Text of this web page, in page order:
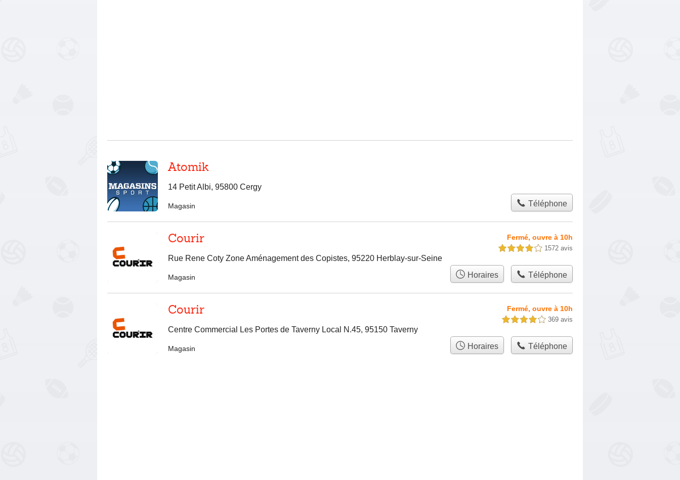
Atomik
14 Petit Albi, 95800 Cergy
Magasin Téléphone
Courir
Rue Rene Coty Zone Aménagement des Copistes, 95220 Herblay-sur-Seine
Fermé, ouvre à 10h
4,0 étoiles sur 5 1572 avis
Magasin Horaires Téléphone
Courir
Centre Commercial Les Portes de Taverny Local N.45, 95150 Taverny
Fermé, ouvre à 10h
4,0 étoiles sur 5 369 avis
Magasin Horaires Téléphone